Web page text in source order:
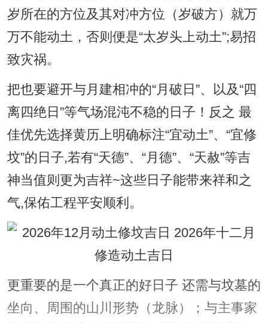
岁所在的方位及其对冲方位（岁破方）就万
万不能动土，否则便是“太岁头上动土”;易招
致灾祸。
把也要避开与月建相冲的“月破日”、以及“四
离四绝日”等气场混沌不稳的日子！反之 最
佳优先选择黄历上明确标注“宜动土”、“宜修
坟”的日子,若有“天德”、“月德”、“天赦”等吉
神当值则更为吉祥~这些日子能带来祥和之
气,保佑工程平安顺利。
更重要的是一个真正的好日子 还需与坟墓的
坐向、周围的山川形势（龙脉）；与主事家